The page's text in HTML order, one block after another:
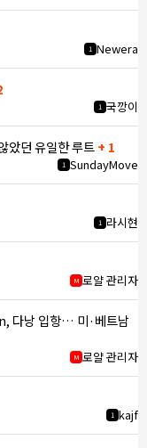
1 Newera
1 국깡이
았던 유일한 루트+ 1
1 SundayMove
1 라시현
M 로얄 관리자
다낭 입항… 미·베트남
M 로얄 관리자
1 kajf